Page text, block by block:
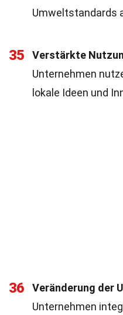
Umweltstandards
35
Verstärkte
Unternehmen
lokale Ideen und
36
Veränderung der
Unternehmen